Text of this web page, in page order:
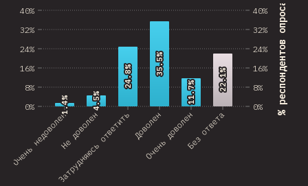
0%
8%
16%
24%
32%
40% % респондентов опроса
Очень недоволенНе доволен
Затрудняюсь ответить Доволен
Очень доволенБез ответа
0%
8%
16%
24%
32%
40%
1.4%
1.4% 4.5%
4.5%
24.8%
24.8%
35.5%
35.5%
11.7%
11.7% 22.1%
22.1%